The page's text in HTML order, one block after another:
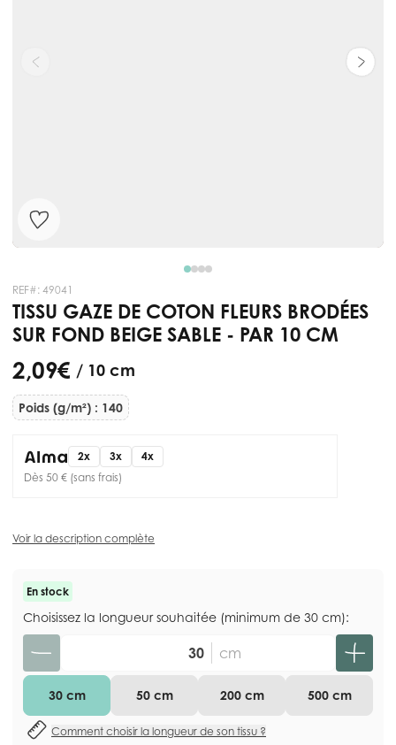
REF#: 49041
TISSU GAZE DE COTON FLEURS BRODÉES
SUR FOND BEIGE SABLE - PAR 10 CM
2,09 € / 10 cm
Poids (g/m²) : 140
2x 3x
4x
Dès 50 € (sans frais)
Voir la description complète
En stock
Choisissez la longueur souhaitée (minimum de 30 cm):
cm
30 cm 50 cm 200 cm 500 cm
Comment choisir la longueur de son tissu ?